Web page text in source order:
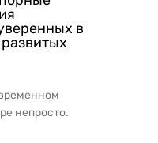
в
непросто.
СМИ, н...